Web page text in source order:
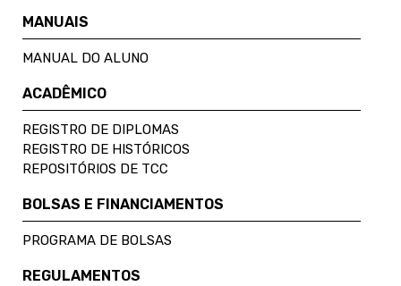
MANUAIS
MANUAL DO ALUNO
ACADÊMICO
REGISTRO DE DIPLOMAS
REGISTRO DE HISTÓRICOS
REPOSITÓRIOS DE TCC
BOLSAS E FINANCIAMENTOS
PROGRAMA DE BOLSAS
REGULAMENTOS